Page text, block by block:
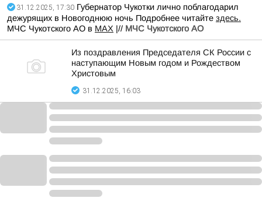
31.12.2025, 17:30 Губернатор Чукотки лично поблагодарил
дежурящих в Новогоднюю ночь Подробнее читайте здесь.
МЧС Чукотского АО в MAX |// МЧС Чукотского АО
Из поздравления Председателя СК России с
наступающим Новым годом и Рождеством
Христовым
31.12.2025, 16:03